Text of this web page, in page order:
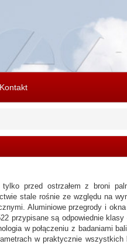
Kontakt
przed ostrzałem z broni
stale rośnie ze względu na
Aluminiowe przegrody i
przypisane są odpowiednie
w połączeniu z badaniami
w praktycznie